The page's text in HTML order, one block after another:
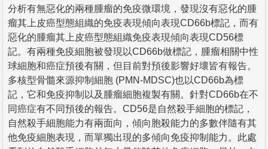
分析有無惡化的兩種腫瘤的免疫微環境，發現沒有惡化的腫
瘤其上皮癌型態組織的免疫表現傾向表現CD66b標記，而有
惡化的腫瘤其上皮癌型態組織免疫表現傾向表現CD56標
記。有兩種免疫細胞被發現以CD66b做標記，腫瘤相關中性
球細胞和癌症預後有關，但目前對預後影響好壞皆有報告。
多核型骨髓來源抑制細胞 (PMN-MDSC)也以CD66b為標
記，它和免疫抑制以及腫瘤細胞複製有關。針對CD66b在不
同癌症有不同預後的報告。CD56是自然殺手細胞的標記，
自然殺手細胞能力有兩面向，傾向胞殺能力的多數伴隨有其
他免疫細胞表現，而單獨出現的多傾向免疫抑制能力。此處